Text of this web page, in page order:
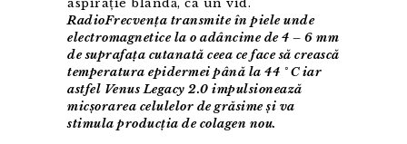
RadioFrecvența transmite în piele unde
electromagnetice la o adâncime de 4 – 6 mm
de suprafața cutanată ceea ce face să crească
temperatura epidermei până la 44 ° C iar
astfel Venus Legacy 2.0 impulsionează
micșorarea celulelor de grăsime și va
stimula producția de colagen nou.